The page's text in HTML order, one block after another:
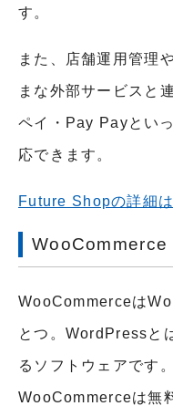
す。
また、店舗運用管理
まな外部サービスと
ペイ・Pay Payとい
応できます。
Future Shopの詳細
WooCommerce
WooCommerceは
とつ。WordPressと
るソフトウェアです
WooCommerceは無